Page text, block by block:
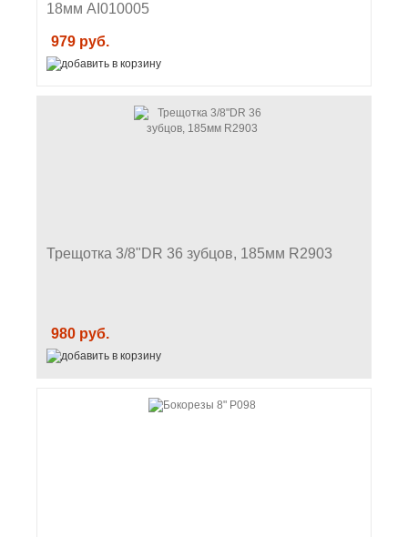
18мм AI010005
979 руб.
Трещотка 3/8"DR 36 зубцов, 185мм R2903
980 руб.